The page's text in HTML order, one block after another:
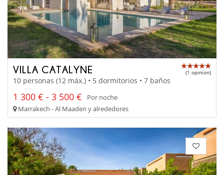
VILLA CATALYNE (1 opinion)
10 personas (12 máx.) • 5 dormitorios • 7 baños
1 300 € - 3 500 €
Por noche
Marrakech - Al Maaden y alrededores